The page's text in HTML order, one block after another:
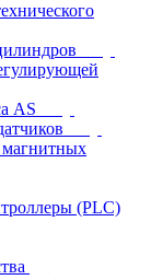
AS
(PLC)